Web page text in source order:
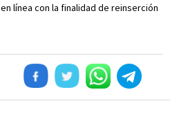
línea con la finalidad de reinserción